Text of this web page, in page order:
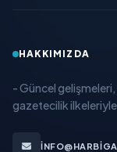
HAKKIMIZDA
- Güncel gelişmeleri,
gazetecilik ilkeleriyle